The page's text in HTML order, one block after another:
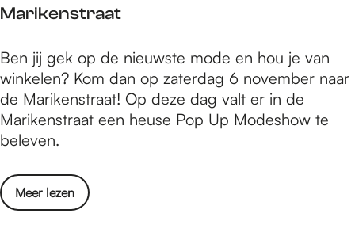
n
o
m
n
N
i
j
m
g
e
t
c
h
o
e
n
n
j
e
g
e
n
z
m
e
Marikenstraat
B
e
l
e
e
e
e
Ben jij gek op de nieuwste mode en hou je van
winkelen? Kom dan op zaterdag 6 november naar
de Marikenstraat! Op deze dag valt er in de
Marikenstraat een heuse Pop Up Modeshow te
beleven.
Meer lezen
o
v